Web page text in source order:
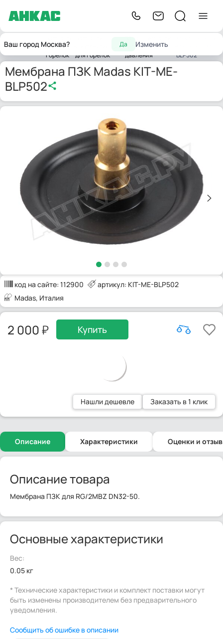
Ваш город Москва? Да Изменить
Главнаядля
горелок
комплектующих
для горелок
регуляторов
давления
BLP502
Мембрана ПЗК Madas KIT-ME-
BLP502
код на сайте: 112900
артикул: KIT-ME-BLP502
Madas, Италия
2 000 Купить
Нашли дешевле Заказать в 1 клик
Описание Характеристики Оценки и
Описание товара
Мембрана ПЗК для RG/2MBZ DN32-50.
Основные характеристики
Вес:
0.05 кг
* Технические характеристики и комплект поставки могут
быть изменены производителем без предварительного
уведомления.
Сообщить об ошибке в описании